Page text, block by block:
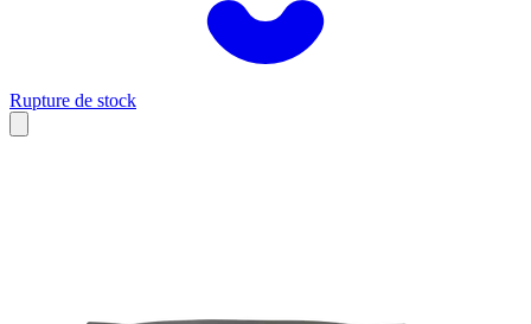
Rupture de stock